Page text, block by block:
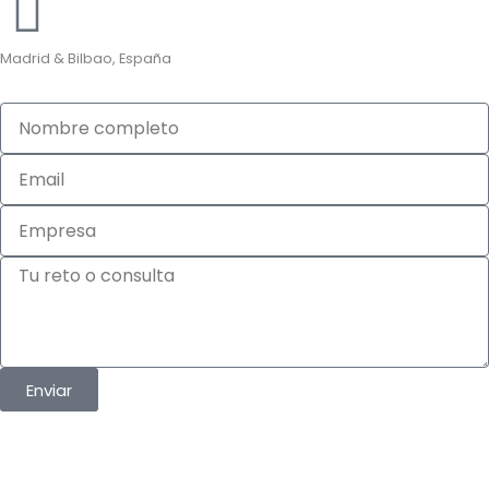
Madrid & Bilbao, España
Nombre
completo
Email
Empresa
Tu
Enviar